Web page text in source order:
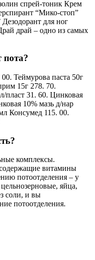
спрей-тоник Крем
“Мико-стоп”
для ног
драй – одно из самых
пота?
Теймурова паста 50г
15г 278. 70.
31. 60. Цинковая
10% мазь д/нар
Консумед 115. 00.
комплексы.
витамины
потоотделения – у
яйца,
соли, и вы
потоотделения.